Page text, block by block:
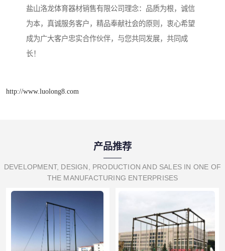
盐山洛龙体育器材销售有限公司理念：品质为根，诚信
为本，真诚服务客户，精品奉献社会的原则，衷心希望
成为广大客户忠实合作伙伴，与您共同发展，共同成
长！
http://www.luolong8.com
产品推荐
DEVELOPMENT, DESIGN, PRODUCTION AND SALES IN ONE OF
THE MANUFACTURING ENTERPRISES